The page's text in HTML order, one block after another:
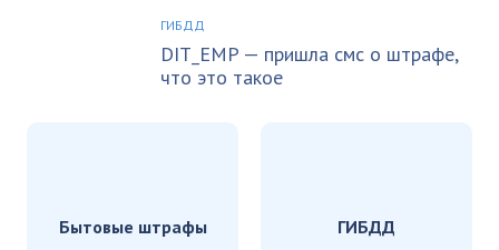
ГИБДД
DIT_EMP — пришла смс о штрафе,
что это такое
Бытовые штрафы ГИБДД